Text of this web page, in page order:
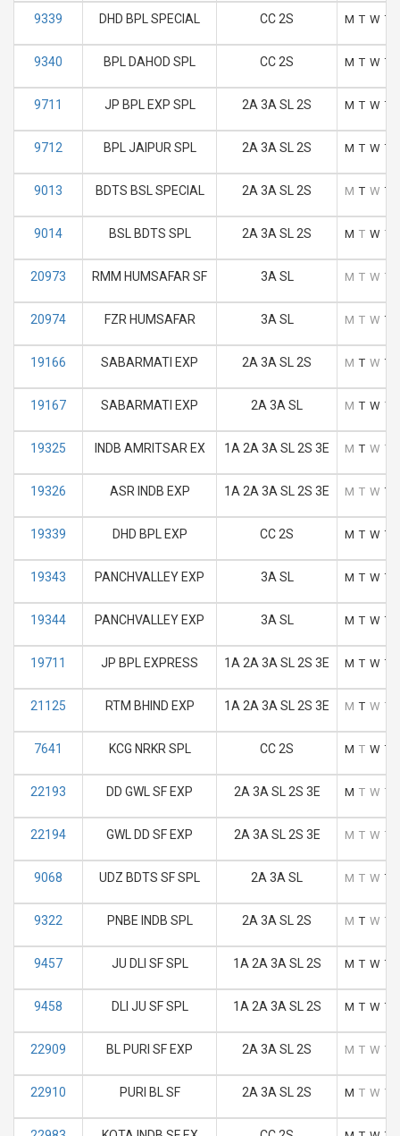
9339 DHD BPL SPECIAL CC 2S M T W T
9340 BPL DAHOD SPL CC 2S M T W T
9711 JP BPL EXP SPL 2A 3A SL 2S M T W T
9712 BPL JAIPUR SPL 2A 3A SL 2S M T W T
9013 BDTS BSL SPECIAL 2A 3A SL 2S M T W T
9014 BSL BDTS SPL 2A 3A SL 2S M T W T
20973 RMM HUMSAFAR SF 3A SL M T W T
20974 FZR HUMSAFAR 3A SL M T W T
19166 SABARMATI EXP 2A 3A SL 2S M T W T
19167 SABARMATI EXP 2A 3A SL M T W T
19325 INDB AMRITSAR EX 1A 2A 3A SL 2S 3E M T W T
19326 ASR INDB EXP 1A 2A 3A SL 2S 3E M T W T
19339 DHD BPL EXP CC 2S M T W T
19343 PANCHVALLEY EXP 3A SL M T W T
19344 PANCHVALLEY EXP 3A SL M T W T
19711 JP BPL EXPRESS 1A 2A 3A SL 2S 3E M T W T
21125 RTM BHIND EXP 1A 2A 3A SL 2S 3E M T W T
7641 KCG NRKR SPL CC 2S M T W T
22193 DD GWL SF EXP 2A 3A SL 2S 3E M T W T
22194 GWL DD SF EXP 2A 3A SL 2S 3E M T W T
9068 UDZ BDTS SF SPL 2A 3A SL M T W T
9322 PNBE INDB SPL 2A 3A SL 2S M T W T
9457 JU DLI SF SPL 1A 2A 3A SL 2S M T W T
9458 DLI JU SF SPL 1A 2A 3A SL 2S M T W T
22909 BL PURI SF EXP 2A 3A SL 2S M T W T
22910 PURI BL SF 2A 3A SL 2S M T W T